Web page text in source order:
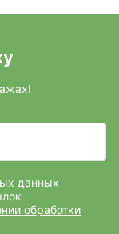
данных
обработки